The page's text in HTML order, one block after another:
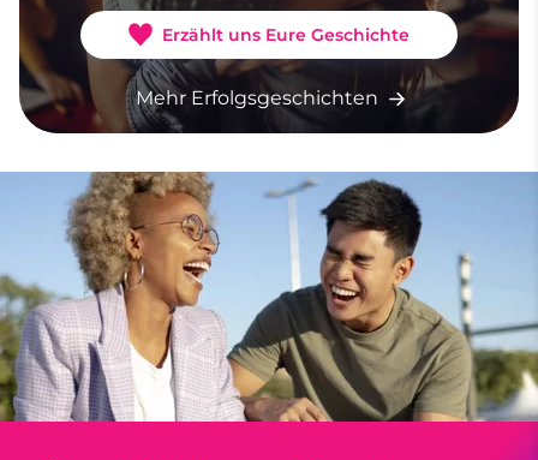
Erzählt uns Eure Geschichte
Mehr Erfolgsgeschichten